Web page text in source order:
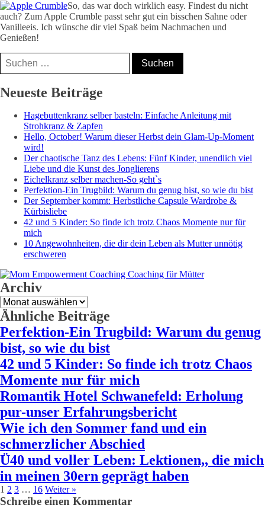
So, das war doch wirklich easy. Findest du nicht
auch? Zum Apple Crumble passt sehr gut ein bisschen Sahne oder
Vanilleeis. Ich wünsche dir viel Spaß beim Nachmachen und
Genießen!
Suchen
nach:
Nicole, Mama⁵,
Coach
Neueste Beiträge
Hagebuttenkranz selber basteln: Einfache Anleitung mit
Strohkranz & Zapfen
Hello, October! Warum dieser Herbst dein Glam-Up-Moment
wird!
Der chaotische Tanz des Lebens: Fünf Kinder, unendlich viel
Liebe und die Kunst des Jonglierens
Eichelkranz selber machen-So geht`s
Perfektion-Ein Trugbild: Warum du genug bist, so wie du bist
Der September kommt: Herbstliche Capsule Wardrobe &
Kürbisliebe
42 und 5 Kinder: So finde ich trotz Chaos Momente nur für
mich
10 Angewohnheiten, die dir dein Leben als Mutter unnötig
erschweren
Archiv
Archiv
Ähnliche Beiträge
Perfektion-Ein Trugbild: Warum du genug
bist, so wie du bist
42 und 5 Kinder: So finde ich trotz Chaos
Momente nur für mich
Romantik Hotel Schwanefeld: Erholung
pur-unser Erfahrungsbericht
Wie ich den Sommer fand und ein
schmerzlicher Abschied
Ü40 und voller Leben: Lektionen,, die mich
in meinen 30ern geprägt haben
1 2 3 … 16 Weiter »
Schreibe einen Kommentar